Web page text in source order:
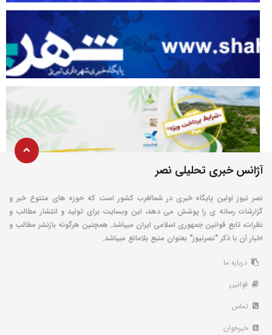
آژانس خبری تحلیلی نصر
نصر نیوز اولین پایگاه خبری در شمالغرب کشور است که حوزه های متنوع خبر و
گزارشات رسانه ی را پوشش می دهد، این وبسایت برای تولید و انتشار مطالب و
نظرات، تابع قوانین جمهوری اسلامی ایران میباشد. همچنین هرگونه بازنشر مطالب و
اخبار آن با ذکر "نصرنیوز" بعنوان منبع بلامانع میباشد.
درباره ما
قوانین
تماس
خبرخوان